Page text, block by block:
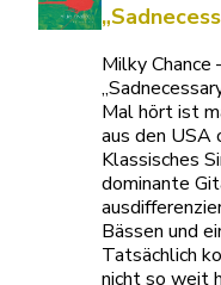
Milky Chance
Mal hört ist
aus den USA
Klassisches
dominante
Bässen und
Tatsächlich
nicht so weit